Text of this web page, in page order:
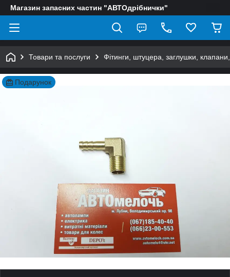
Магазин запасних частин "АВТОдрібнички"
Товари та послуги Фітинги, штуцера, заглушки,
Подарунок